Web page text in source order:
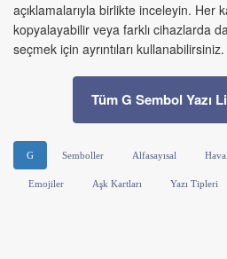
açıklamalarıyla birlikte inceleyin. Her
kopyalayabilir veya farklı cihazlarda
seçmek için ayrıntıları kullanabilirsiniz.
Tüm G Sembol Yazı
G Semboller Alfasayısal
Emojiler Aşk Kartları Yazı Tipleri